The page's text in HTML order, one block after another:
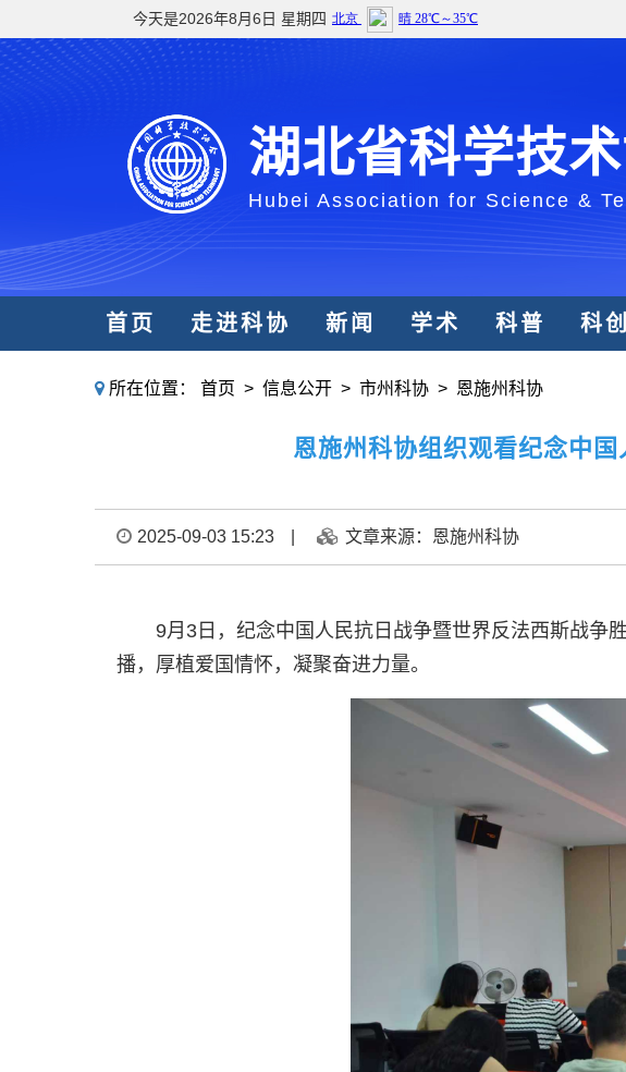
今天是2026年8月6日 星期四
湖北省科学技
Hubei Association for Science &
首页 走进科协 新闻 学术 科普 科创
所在位置： 首页 > 信息公开 > 市州科协 > 恩施州科协
恩施州科协组织观看纪念中
2025-09-03 15:23 文章来源：恩施州科协
9月3日，纪念中国人民抗日战争暨世界反法西斯战争
播，厚植爱国情怀，凝聚奋进力量。